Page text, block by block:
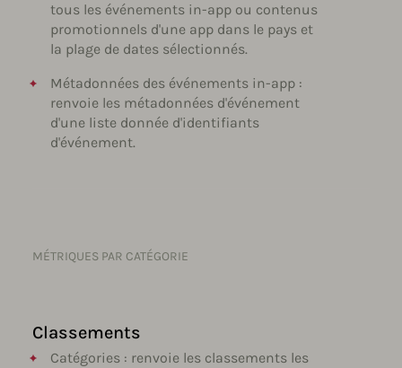
tous les événements in-app ou contenus
promotionnels d'une app dans le pays et
la plage de dates sélectionnés.
Métadonnées des événements in-app :
renvoie les métadonnées d'événement
d'une liste donnée d'identifiants
d'événement.
MÉTRIQUES PAR CATÉGORIE
Classements
Catégories : renvoie les classements les